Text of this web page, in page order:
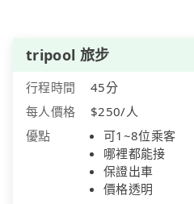
tripool 旅步
行程時間
45分
每人價格
$250/人
優點
可1~8位乘客
哪裡都能接
保證出車
價格透明